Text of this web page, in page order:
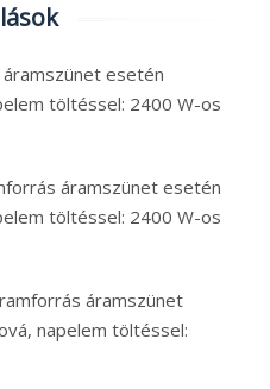
esetén
töltéssel: 2400 W-os
áramszünet esetén
töltéssel: 2400 W-os
áramszünet
napelem töltéssel: